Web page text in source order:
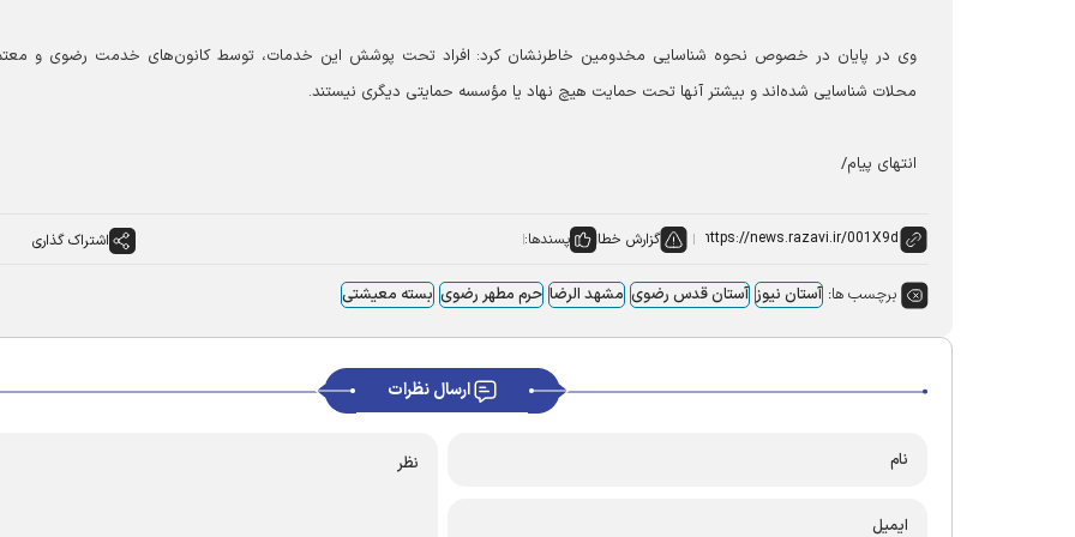
وی در پایان در خصوص نحوه شناسایی مخدومین خاطرنشان کرد: افراد تحت پوشش این خدمات، توسط کانون‌های خدمت رضوی و
محلات شناسایی شده‌اند و بیشتر آنها تحت حمایت هیچ نهاد یا مؤسسه حمایتی دیگری نیستند.
انتهای پیام/
گزارش خطا پسندها: اشتراک گذاری
برچسب ها: آستان نیوز آستان قدس رضوی مشهد الرضا حرم مطهر رضوی بسته معیشتی
ارسال نظرات